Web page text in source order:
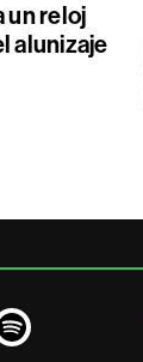
un reloj
alunizaje